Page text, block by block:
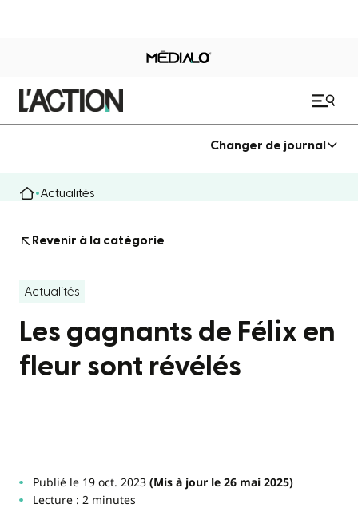
Changer de journal
Actualités
Revenir à la catégorie
Actualités
Les gagnants de Félix en
fleur sont révélés
Publié le 19 oct. 2023(Mis à jour le 26 mai 2025)
Lecture : 2 minutes